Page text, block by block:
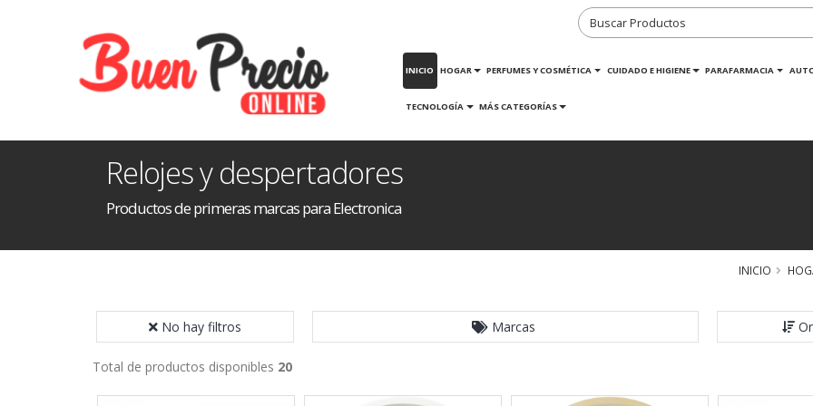
INICIO HOGAR PERFUMES Y COSMÉTICA CUIDADO E HIGIENE PARAFARMACIA
TECNOLOGÍA MÁS CATEGORÍAS
Relojes y despertadores
Productos de primeras marcas para Electronica
INICIO
No hay filtros Marcas
Total de productos disponibles 20